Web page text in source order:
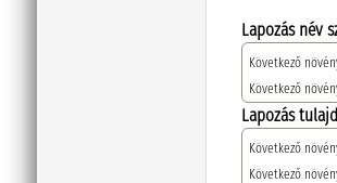
Lapozás név
Következő
Következő
Lapozás
Következő
Következő